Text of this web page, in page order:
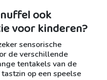
ook
voor kinderen?
sensorische
de verschillende
tentakels van de
op een speelse